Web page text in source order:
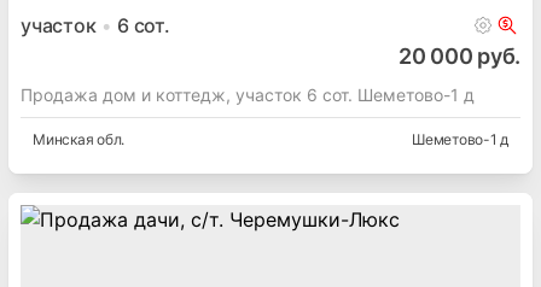
участок 6сот.
20 000 руб.
Продажа дом и коттедж, участок 6 сот. Шеметово-1 д
Минская обл. Шеметово-1 д